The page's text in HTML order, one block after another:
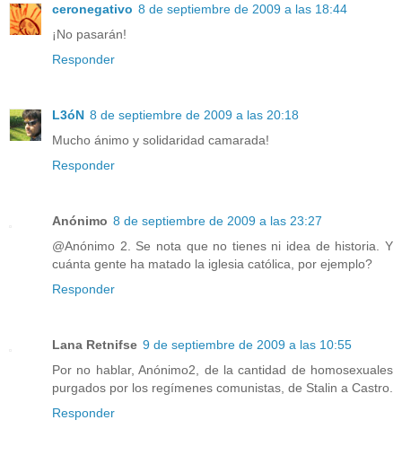
ceronegativo 8 de septiembre de 2009 a las 18:44
¡No pasarán!
Responder
L3óN 8 de septiembre de 2009 a las 20:18
Mucho ánimo y solidaridad camarada!
Responder
Anónimo 8 de septiembre de 2009 a las 23:27
@Anónimo 2. Se nota que no tienes ni idea de historia. Y
cuánta gente ha matado la iglesia católica, por ejemplo?
Responder
Lana Retnifse 9 de septiembre de 2009 a las 10:55
Por no hablar, Anónimo2, de la cantidad de homosexuales
purgados por los regímenes comunistas, de Stalin a Castro.
Responder